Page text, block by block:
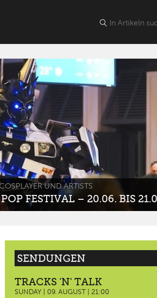
UND ARTISTS
FESTIVAL – 20.06. BIS
SENDUNGEN
TRACKS 'N' TALK
SUNDAY | 09. AUGUST | 21:00